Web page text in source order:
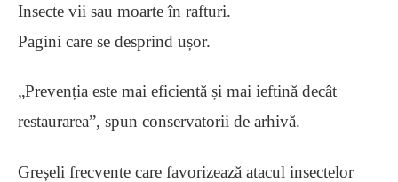
Insecte vii sau moarte în rafturi.
Pagini care se desprind ușor.
„Prevenția este mai eficientă și mai ieftină decât
restaurarea”, spun conservatorii de arhivă.
Greșeli frecvente care favorizează atacul insectelor